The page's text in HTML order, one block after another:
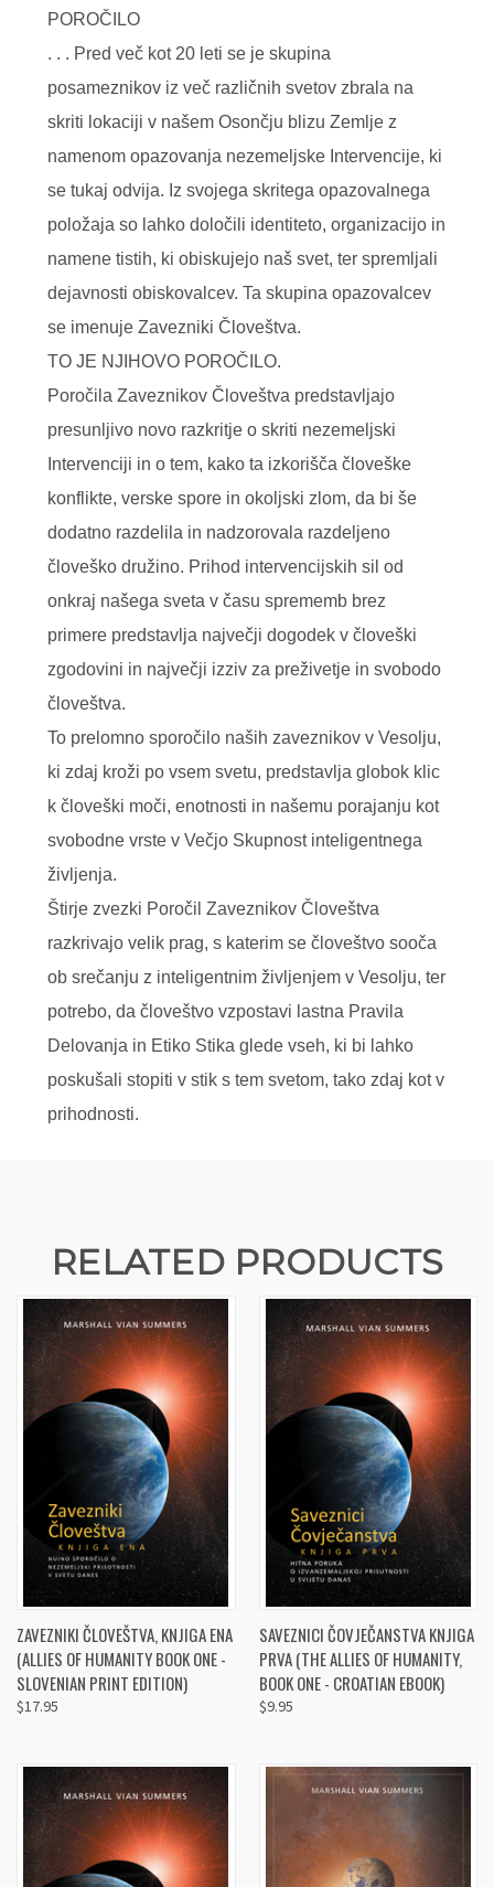
POROČILO
. . . Pred več kot 20 leti se je skupina
posameznikov iz več različnih svetov zbrala na
skriti lokaciji v našem Osončju blizu Zemlje z
namenom opazovanja nezemeljske Intervencije, ki
se tukaj odvija. Iz svojega skritega opazovalnega
položaja so lahko določili identiteto, organizacijo in
namene tistih, ki obiskujejo naš svet, ter spremljali
dejavnosti obiskovalcev. Ta skupina opazovalcev
se imenuje Zavezniki Človeštva.
TO JE NJIHOVO POROČILO.
Poročila Zaveznikov Človeštva predstavljajo
presunljivo novo razkritje o skriti nezemeljski
Intervenciji in o tem, kako ta izkorišča človeške
konflikte, verske spore in okoljski zlom, da bi še
dodatno razdelila in nadzorovala razdeljeno
človeško družino. Prihod intervencijskih sil od
onkraj našega sveta v času sprememb brez
primere predstavlja največji dogodek v človeški
zgodovini in največji izziv za preživetje in svobodo
človeštva.
To prelomno sporočilo naših zaveznikov v Vesolju,
ki zdaj kroži po vsem svetu, predstavlja globok klic
k človeški moči, enotnosti in našemu porajanju kot
svobodne vrste v Večjo Skupnost inteligentnega
življenja.
Štirje zvezki Poročil Zaveznikov Človeštva
razkrivajo velik prag, s katerim se človeštvo sooča
ob srečanju z inteligentnim življenjem v Vesolju, ter
potrebo, da človeštvo vzpostavi lastna Pravila
Delovanja in Etiko Stika glede vseh, ki bi lahko
poskušali stopiti v stik s tem svetom, tako zdaj kot v
prihodnosti.
RELATED PRODUCTS
ZAVEZNIKI ČLOVEŠTVA, KNJIGA ENA
(ALLIES OF HUMANITY BOOK ONE -
SLOVENIAN PRINT EDITION)
$17.95
SAVEZNICI ČOVJEČANSTVA KNJIGA
PRVA (THE ALLIES OF HUMANITY,
BOOK ONE - CROATIAN EBOOK)
$9.95